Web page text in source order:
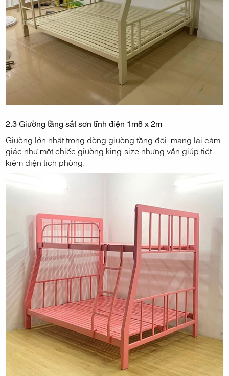
2.3 Giường tầng sắt sơn tĩnh điện 1m8 x 2m
Giường lớn nhất trong dòng giường tầng đôi, mang lại cảm
giác như một chiếc giường king-size nhưng vẫn giúp tiết
kiệm diện tích phòng.